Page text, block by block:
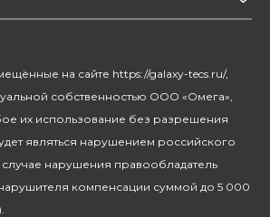
на сайте https://galaxy-tecs.ru/,
собственностью ООО «Омега»,
их использование без разрешения
являться нарушением российского
случае нарушения правообладатель
компенсации суммой до 5 000